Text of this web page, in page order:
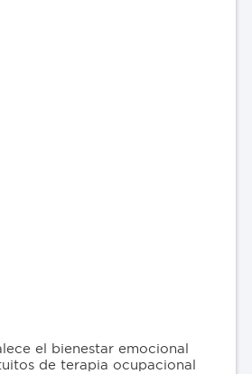
el bienestar emocional
de terapia ocupacional